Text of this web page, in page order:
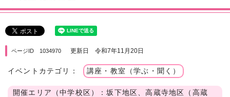
ページID 1034970 更新日 令和7年11月20日
イベントカテゴリ： 講座・教室（学ぶ・聞く）
開催エリア（中学校区）：坂下地区、高蔵寺地区（高蔵